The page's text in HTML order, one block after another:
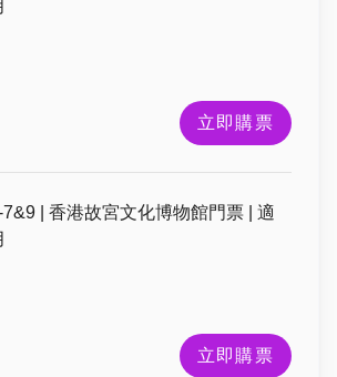
立即購票
| 香港故宮文化博物館門票 | 適
立即購票